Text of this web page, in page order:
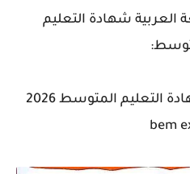
العربية شهادة التعليم
موضوع اللغة العربية شهادة التعليم المتوسط 2026
bem